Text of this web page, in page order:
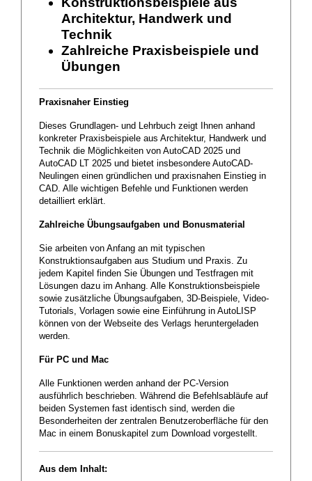
Architektur, Handwerk und
Technik
Zahlreiche Praxisbeispiele und
Übungen
Praxisnaher Einstieg
Dieses Grundlagen- und Lehrbuch zeigt Ihnen anhand
konkreter Praxisbeispiele aus Architektur, Handwerk und
Technik die Möglichkeiten von AutoCAD 2025 und
AutoCAD LT 2025 und bietet insbesondere AutoCAD-
Neulingen einen gründlichen und praxisnahen Einstieg in
CAD. Alle wichtigen Befehle und Funktionen werden
detailliert erklärt.
Zahlreiche Übungsaufgaben und Bonusmaterial
Sie arbeiten von Anfang an mit typischen
Konstruktionsaufgaben aus Studium und Praxis. Zu
jedem Kapitel finden Sie Übungen und Testfragen mit
Lösungen dazu im Anhang. Alle Konstruktionsbeispiele
sowie zusätzliche Übungsaufgaben, 3D-Beispiele, Video-
Tutorials, Vorlagen sowie eine Einführung in AutoLISP
können von der Webseite des Verlags heruntergeladen
werden.
Für PC und Mac
Alle Funktionen werden anhand der PC-Version
ausführlich beschrieben. Während die Befehlsabläufe auf
beiden Systemen fast identisch sind, werden die
Besonderheiten der zentralen Benutzeroberfläche für den
Mac in einem Bonuskapitel zum Download vorgestellt.
Aus dem Inhalt: